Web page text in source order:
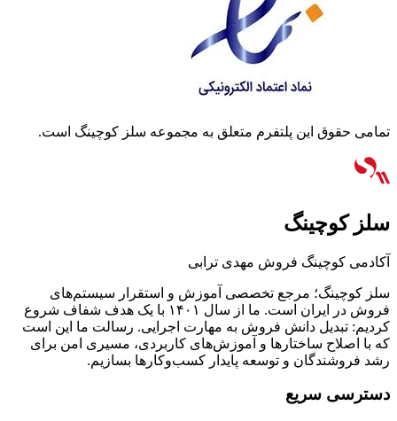
تمامی حقوق این پلتفرم متعلق به مجموعه سلز کوچینگ است.
سلز کوچینگ
آکادمی کوچینگ فروش مهدی ترابی
سلز کوچینگ؛ مرجع تخصصی آموزش و استقرار سیستم‌های
فروش در ایران است. ما از سال ۱۴۰۱ با یک هدف شفاف شروع
کردیم: تبدیل دانش فروش به مهارت اجرایی. رسالت ما این است
که با اصلاح ساختارها و آموزش‌های کاربردی، مسیری امن برای
رشد فروشندگان و توسعه پایدار کسب‌وکارها بسازیم.
دسترسی سریع